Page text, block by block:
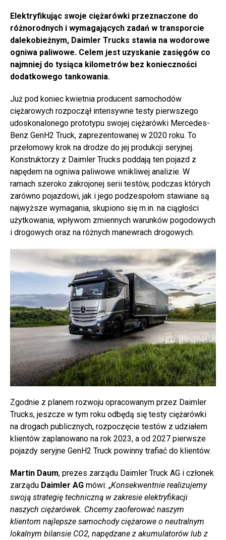
Elektryfikując swoje ciężarówki przeznaczone do
różnorodnych i wymagających zadań w transporcie
dalekobieżnym, Daimler Trucks stawia na wodorowe
ogniwa paliwowe. Celem jest uzyskanie zasięgów co
najmniej do tysiąca kilometrów bez konieczności
dodatkowego tankowania.
Już pod koniec kwietnia producent samochodów
ciężarowych rozpoczął intensywne testy pierwszego
udoskonalonego prototypu swojej ciężarówki Mercedes-
Benz GenH2 Truck, zaprezentowanej w 2020 roku. To
przełomowy krok na drodze do jej produkcji seryjnej.
Konstruktorzy z Daimler Trucks poddają ten pojazd z
napędem na ogniwa paliwowe wnikliwej analizie. W
ramach szeroko zakrojonej serii testów, podczas których
zarówno pojazdowi, jak i jego podzespołom stawiane są
najwyższe wymagania, skupiono się m.in. na ciągłości
użytkowania, wpływom zmiennych warunków pogodowych
i drogowych oraz na różnych manewrach drogowych.
Zgodnie z planem rozwoju opracowanym przez Daimler
Trucks, jeszcze w tym roku odbędą się testy ciężarówki
na drogach publicznych, rozpoczęcie testów z udziałem
klientów zaplanowano na rok 2023, a od 2027 pierwsze
pojazdy seryjne GenH2 Truck powinny trafiać do klientów.
Martin Daum, prezes zarządu Daimler Truck AG i członek
zarządu Daimler AG mówi: „Konsekwentnie realizujemy
swoją strategię techniczną w zakresie elektryfikacji
naszych ciężarówek. Chcemy zaoferować naszym
klientom najlepsze samochody ciężarowe o neutralnym
lokalnym bilansie CO2, napędzane z akumulatorów lub z